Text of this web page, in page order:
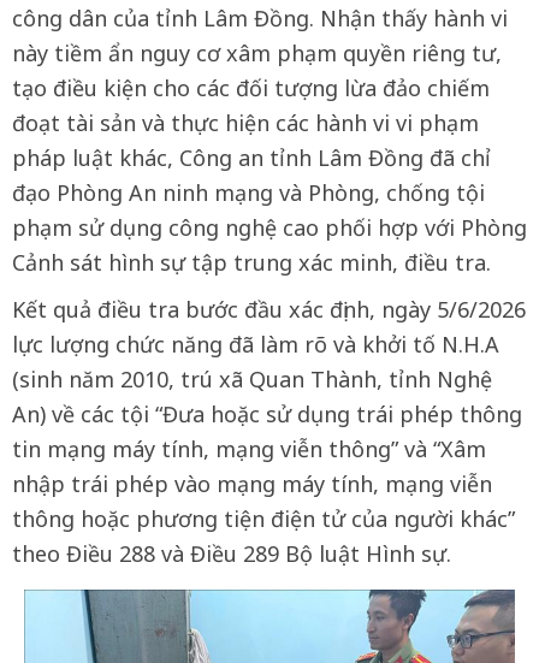
công dân của tỉnh Lâm Đồng. Nhận thấy hành vi
này tiềm ẩn nguy cơ xâm phạm quyền riêng tư,
tạo điều kiện cho các đối tượng lừa đảo chiếm
đoạt tài sản và thực hiện các hành vi vi phạm
pháp luật khác, Công an tỉnh Lâm Đồng đã chỉ
đạo Phòng An ninh mạng và Phòng, chống tội
phạm sử dụng công nghệ cao phối hợp với Phòng
Cảnh sát hình sự tập trung xác minh, điều tra.
Kết quả điều tra bước đầu xác định, ngày 5/6/2026
lực lượng chức năng đã làm rõ và khởi tố N.H.A
(sinh năm 2010, trú xã Quan Thành, tỉnh Nghệ
An) về các tội “Đưa hoặc sử dụng trái phép thông
tin mạng máy tính, mạng viễn thông” và “Xâm
nhập trái phép vào mạng máy tính, mạng viễn
thông hoặc phương tiện điện tử của người khác”
theo Điều 288 và Điều 289 Bộ luật Hình sự.